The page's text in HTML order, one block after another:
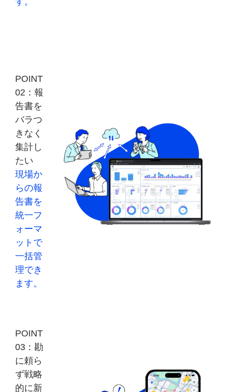
POINT
02：報
告書を
バラつ
きなく
集計し
たい
現場か
らの報
告書を
統一フ
ォーマ
ットで
一括管
理でき
ます。
POINT
03：勘
に頼ら
ず戦略
的に新